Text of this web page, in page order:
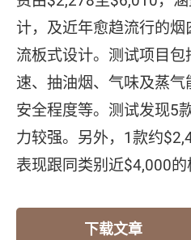
计，及近年愈趋流行的
流板式设计。测试项目
速、抽油烟、气味及蒸
安全程度等。测试发现5
力较强。另外，1款约
表现跟同类别近$4,000的
下载文章